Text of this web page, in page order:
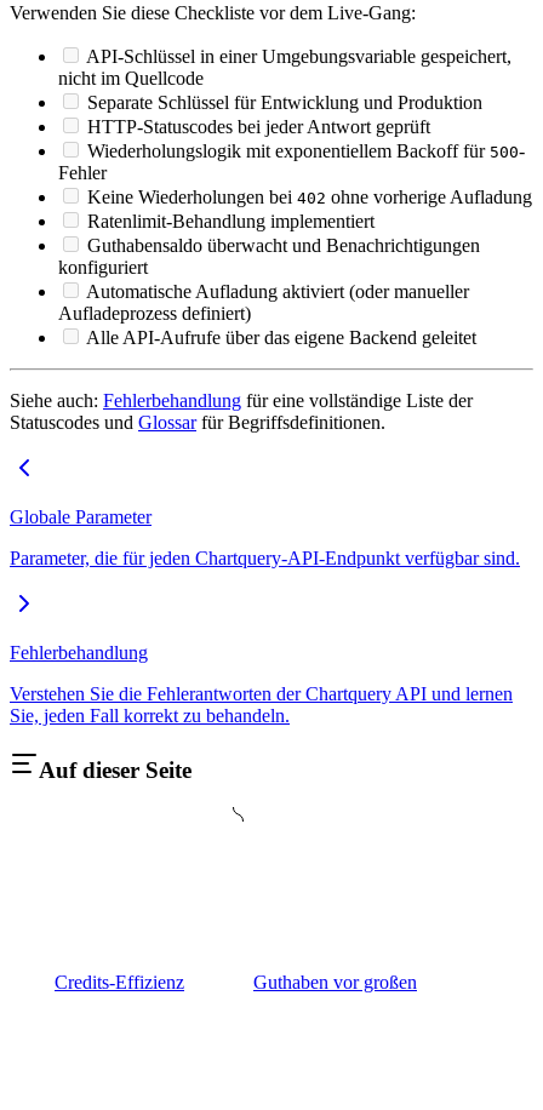
Verwenden Sie diese Checkliste vor dem Live-Gang:
API-Schlüssel in einer Umgebungsvariable gespeichert,
nicht im Quellcode
Separate Schlüssel für Entwicklung und Produktion
HTTP-Statuscodes bei jeder Antwort geprüft
Wiederholungslogik mit exponentiellem Backoff für 500-
Fehler
Keine Wiederholungen bei 402 ohne vorherige Aufladung
Ratenlimit-Behandlung implementiert
Guthabensaldo überwacht und Benachrichtigungen
konfiguriert
Automatische Aufladung aktiviert (oder manueller
Aufladeprozess definiert)
Alle API-Aufrufe über das eigene Backend geleitet
Siehe auch: Fehlerbehandlung für eine vollständige Liste der
Statuscodes und Glossarfür Begriffsdefinitionen.
Globale Parameter
Parameter, die für jeden Chartquery-API-Endpunkt verfügbar sind.
Fehlerbehandlung
Verstehen Sie die Fehlerantworten der Chartquery API und lernen
Sie, jeden Fall korrekt zu behandeln.
Auf dieser Seite
Credits-Effizienz Guthaben vor großen